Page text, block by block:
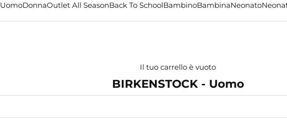
UomoDonnaOutlet All SeasonBack To SchoolBambinoBambinaNeonato
Il tuo carrello è vuoto
BIRKENSTOCK - Uomo